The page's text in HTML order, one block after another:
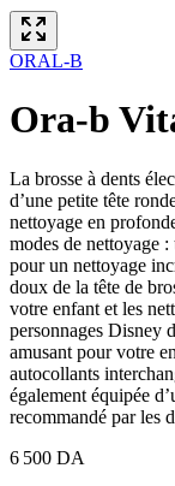
ORAL-B
Ora-b
La brosse à dents
d’une petite tête
nettoyage en
modes de nettoyage
pour un nettoyage
doux de la tête de
votre enfant et les
personnages Disney
amusant pour votre
autocollants
également équipée
recommandé par les
6 500 DA